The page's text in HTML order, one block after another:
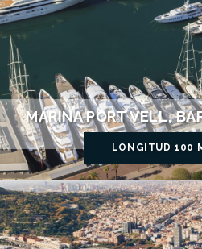
MARINA PORT VELL,
LONGITUD 100